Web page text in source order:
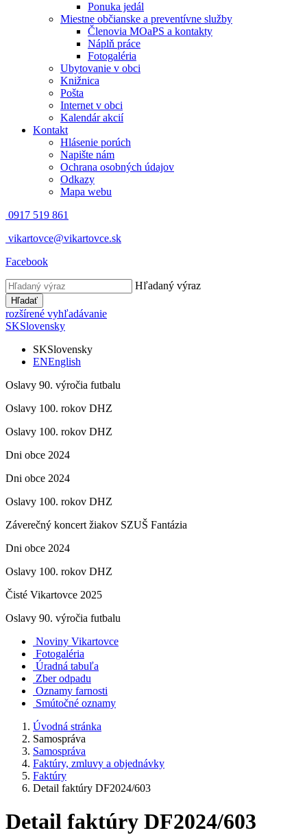
Ponuka jedál
Miestne občianske a preventívne služby
Členovia MOaPS a kontakty
Náplň práce
Fotogaléria
Ubytovanie v obci
Knižnica
Pošta
Internet v obci
Kalendár akcií
Kontakt
Hlásenie porúch
Napište nám
Ochrana osobných údajov
Odkazy
Mapa webu
0917 519 861
vikartovce@vikartovce.sk
Facebook
Hľadaný výraz
Hľadať
rozšírené vyhľadávanie
SKSlovensky
SKSlovensky
ENEnglish
Oslavy 90. výročia futbalu
Oslavy 100. rokov DHZ
Oslavy 100. rokov DHZ
Dni obce 2024
Dni obce 2024
Oslavy 100. rokov DHZ
Záverečný koncert žiakov SZUŠ Fantázia
Dni obce 2024
Oslavy 100. rokov DHZ
Čisté Vikartovce 2025
Oslavy 90. výročia futbalu
Noviny Vikartovce
Fotogaléria
Úradná tabuľa
Zber odpadu
Oznamy farnosti
Smútočné oznamy
Úvodná stránka
Samospráva
Samospráva
Faktúry, zmluvy a objednávky
Faktúry
Detail faktúry DF2024/603
Detail faktúry DF2024/603